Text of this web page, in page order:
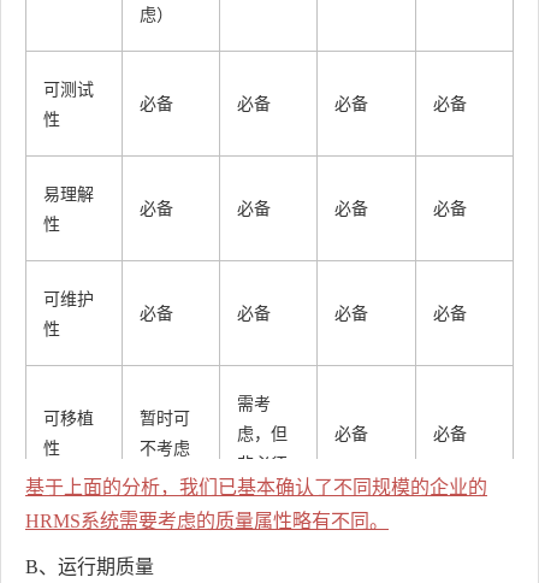
虑）
可测试
性
必备 必备 必备 必备
易理解
性
必备 必备 必备 必备
可维护
性
必备 必备 必备 必备
可移植
性
暂时可
不考虑
需考
虑，但
非必须
必备 必备
基于上面的分析，我们已基本确认了不同规模的企业的
HRMS系统需要考虑的质量属性略有不同。
B、运行期质量